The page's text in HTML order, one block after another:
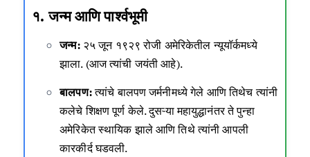
१. जन्म आणि पार्श्वभूमी
जन्म:२५ जून १९२९ रोजी अमेरिकेतील न्यूयॉर्कमध्ये
झाला. (आज त्यांची जयंती आहे).
बालपण:त्यांचे बालपण जर्मनीमध्ये गेले आणि तिथेच त्यांनी
कलेचे शिक्षण पूर्ण केले. दुसऱ्या महायुद्धानंतर ते पुन्हा
अमेरिकेत स्थायिक झाले आणि तिथे त्यांनी आपली
कारकीर्द घडवली.